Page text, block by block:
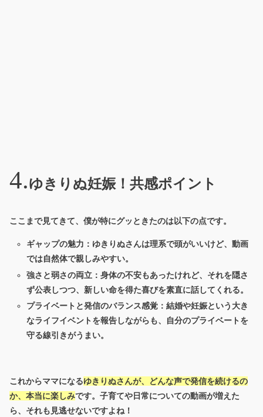
ゆきりぬ妊娠！共感ポイント
ここまで見てきて、僕が特にグッときたのは以下の点です。
ギャップの魅力：ゆきりぬさんは理系で頭がいいけど、動画
では自然体で親しみやすい。
強さと弱さの両立：身体の不安もあったけれど、それを隠さ
ず公表しつつ、新しい命を得た喜びを素直に話してくれる。
プライベートと発信のバランス感覚：結婚や妊娠という大き
なライフイベントを報告しながらも、自分のプライベートを
守る線引きがうまい。
これからママになるゆきりぬさんが、どんな声で発信を続けるの
か、本当に楽しみです。子育てや日常についての動画が増えた
ら、それも見逃せないですよね！